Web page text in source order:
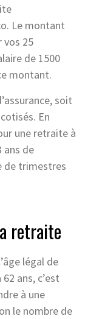
Le montant
vos 25
de 1500
montant.
soit
En
une retraite à
ans de
de trimestres
retraite
légal de
ans, c’est
à une
le nombre de